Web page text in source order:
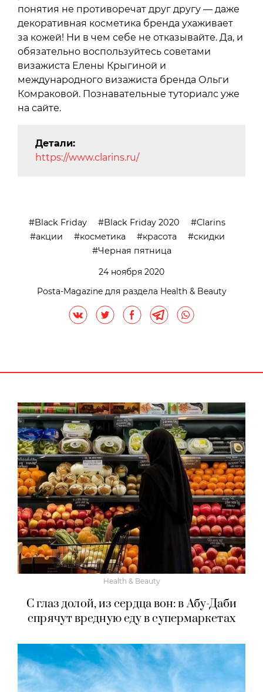
понятия не противоречат друг другу — даже
декоративная косметика бренда ухаживает
за кожей! Ни в чем себе не отказывайте. Да, и
обязательно воспользуйтесь советами
визажиста Елены Крыгиной и
международного визажиста бренда Ольги
Комраковой. Познавательные туториалс уже
на сайте.
Детали:
https://www.clarins.ru/
Black Friday Black Friday 2020
Clarins
акции
косметика красота
скидки
Черная пятница
24 ноября 2020
Posta-Magazine для раздела Health & Beauty
Health & Beauty
С глаз долой, из сердца вон: в Абу-Даби
спрячут вредную еду в супермаркетах